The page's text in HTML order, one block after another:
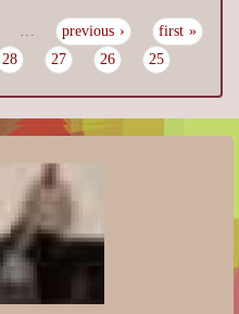
Pages
« first
‹ previous
…
25
26
27
28